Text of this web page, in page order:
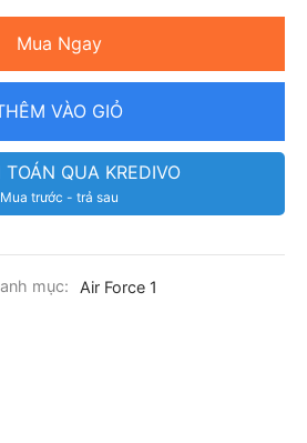
Mua Ngay
VÀO GIỎ
QUA KREDIVO
Mua trước - trả sau
mục:
Air Force 1